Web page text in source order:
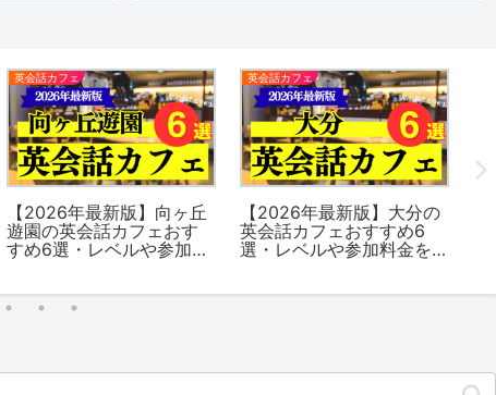
英会話カフェ
【2026年最新版】向ヶ丘
遊園の英会話カフェおす
すめ6選・レベルや参加料
英会話カフェ
【2026年最新版】大分の
英会話カフェおすすめ6
選・レベルや参加料金を